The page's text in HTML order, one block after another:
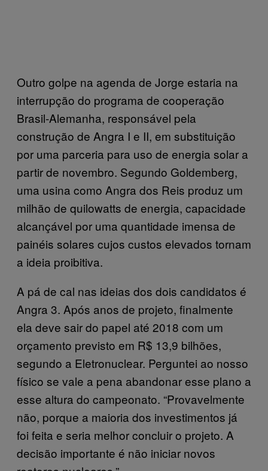
Outro golpe na agenda de Jorge estaria na
interrupção do programa de cooperação
Brasil-Alemanha, responsável pela
construção de Angra I e II, em substituição
por uma parceria para uso de energia solar a
partir de novembro. Segundo Goldemberg,
uma usina como Angra dos Reis produz um
milhão de quilowatts de energia, capacidade
alcançável por uma quantidade imensa de
painéis solares cujos custos elevados tornam
a ideia proibitiva.
A pá de cal nas ideias dos dois candidatos é
Angra 3. Após anos de projeto, finalmente
ela deve sair do papel até 2018 com um
orçamento previsto em ­R$ 13,9 bilhões,
segundo a Eletronuclear. Perguntei ao nosso
físico se vale a pena abandonar esse plano a
esse altura do campeonato. “Provavelmente
não, porque a maioria dos investimentos já
foi feita e seria melhor concluir o projeto. A
decisão importante é não iniciar novos